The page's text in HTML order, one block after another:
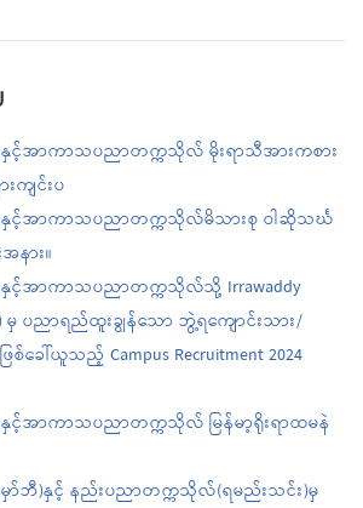
းနှင့်အာကာသပညာတက္ကသိုလ် မိုးရာသီအားကစား
ကျင်းပ
းနှင့်အာကာသပညာတက္ကသိုလ်မိသားစု ဝါဆိုသင်္ဃ
နား။
းနှင့်အာကာသပညာတက္ကသိုလ်သို့ Irrawaddy
မှ ပညာရည်ထူးချွန်သော ဘွဲ့ရကျောင်းသား/
ေါ်ယူသည့် Campus Recruitment 2024
နှင့်အာကာသပညာတက္ကသိုလ် မြန်မာ့ရိုးရာထမနဲ
ဘီ)နှင့် နည်းပညာတက္ကသိုလ်(ရမည်းသင်း)မှ